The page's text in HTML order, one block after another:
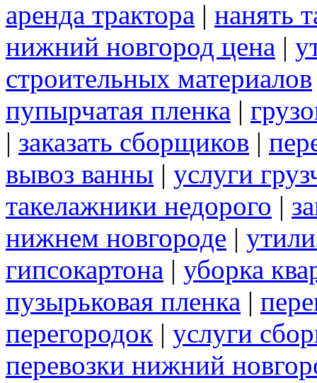
аренда трактора | нанять
нижний новгород цена |
строительных материалов
пупырчатая пленка |
| заказать сборщиков |
вывоз ванны | услуги
такелажники недорого |
нижнем новгороде |
гипсокартона | уборка
пузырьковая пленка |
перегородок | услуги
перевозки нижний